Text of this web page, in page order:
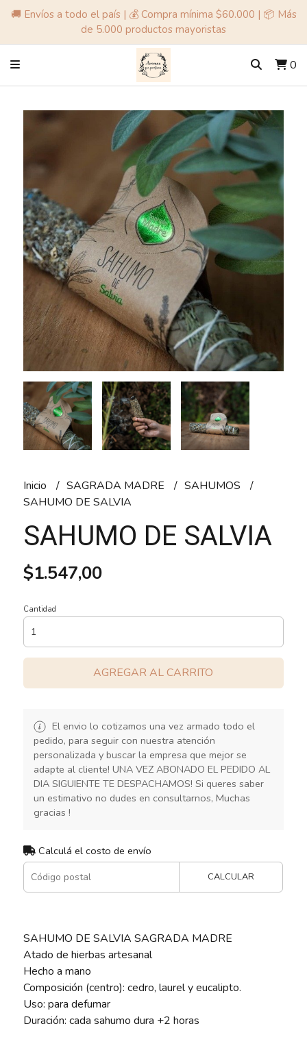
🚚 Envíos a todo el país | 💰 Compra mínima $60.000 | 📦 Más
de 5.000 productos mayoristas
0
Inicio SAGRADA MADRE
SAHUMOS
SAHUMO DE SALVIA
SAHUMO DE SALVIA
$1.547,00
Cantidad
AGREGAR AL CARRITO
El envio lo cotizamos una vez armado todo el
pedido, para seguir con nuestra atención
personalizada y buscar la empresa que mejor se
adapte al cliente! UNA VEZ ABONADO EL PEDIDO AL
DIA SIGUIENTE TE DESPACHAMOS! Si queres saber
un estimativo no dudes en consultarnos, Muchas
gracias !
Calculá el costo de envío
CALCULAR
SAHUMO DE SALVIA SAGRADA MADRE
Atado de hierbas artesanal
Hecho a mano
Composición (centro): cedro, laurel y eucalipto.
Uso: para defumar
Duración: cada sahumo dura +2 horas